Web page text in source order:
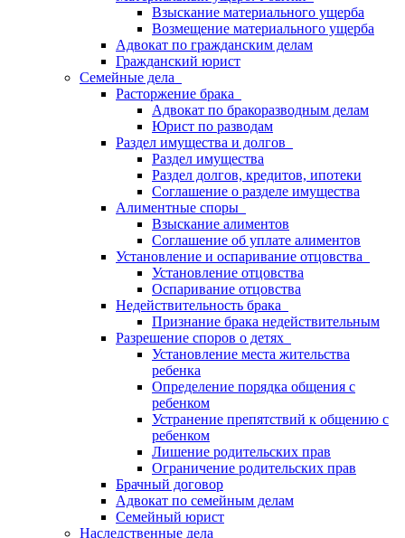
Взыскание материального ущерба
Возмещение материального ущерба
Адвокат по гражданским делам
Гражданский юрист
Семейные дела
Расторжение брака
Адвокат по бракоразводным делам
Юрист по разводам
Раздел имущества и долгов
Раздел имущества
Раздел долгов, кредитов, ипотеки
Соглашение о разделе имущества
Алиментные споры
Взыскание алиментов
Соглашение об уплате алиментов
Установление и оспаривание отцовства
Установление отцовства
Оспаривание отцовства
Недействительность брака
Признание брака недействительным
Разрешение споров о детях
Установление места жительства
ребенка
Определение порядка общения с
ребенком
Устранение препятствий к общению с
ребенком
Лишение родительских прав
Ограничение родительских прав
Брачный договор
Адвокат по семейным делам
Семейный юрист
Наследственные дела